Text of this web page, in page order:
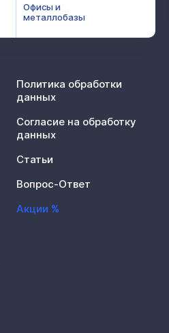
Офисы и
металлобазы
Политика обработки
данных
Согласие на обработку
данных
Статьи
Вопрос-Ответ
Акции %